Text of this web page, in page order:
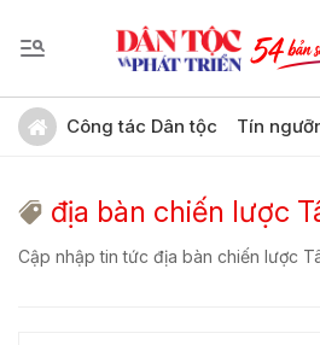
Công tác Dân tộc Tín
địa bàn chiến lược
Cập nhập tin tức địa bàn chiến lược